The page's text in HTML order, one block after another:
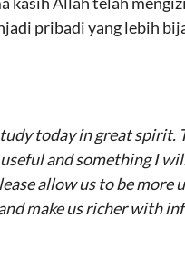
pribadi yang lebih
today in great spirit.
and something I
allow us to be more
make us richer with